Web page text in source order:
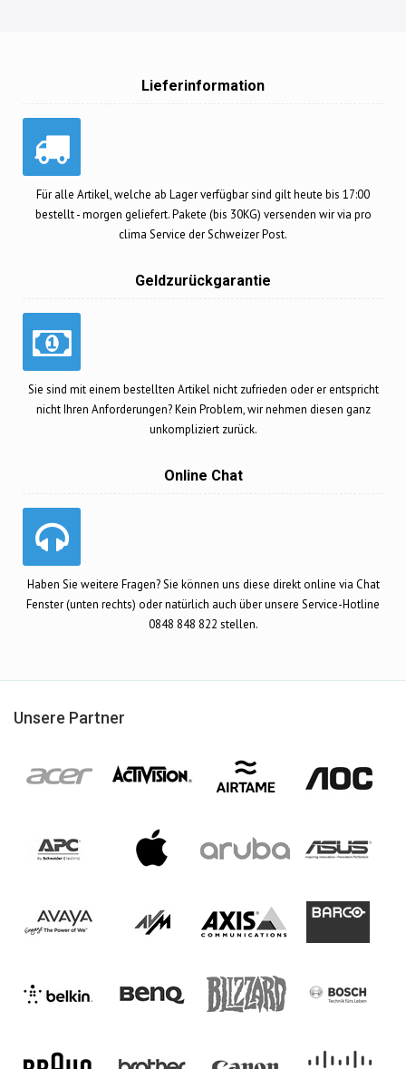
Lieferinformation
Für alle Artikel, welche ab Lager verfügbar sind gilt heute bis 17:00
bestellt - morgen geliefert. Pakete (bis 30KG) versenden wir via pro
clima Service der Schweizer Post.
Geldzurückgarantie
Sie sind mit einem bestellten Artikel nicht zufrieden oder er entspricht
nicht Ihren Anforderungen? Kein Problem, wir nehmen diesen ganz
unkompliziert zurück.
Online Chat
Haben Sie weitere Fragen? Sie können uns diese direkt online via Chat
Fenster (unten rechts) oder natürlich auch über unsere Service-Hotline
0848 848 822 stellen.
Unsere Partner